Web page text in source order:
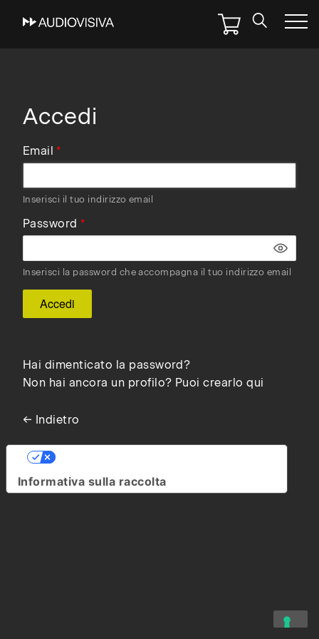
Skip
Accedi
Email
Inserisci il tuo indirizzo email
Password
Inserisci la password che accompagna il tuo indirizzo email
Hai dimenticato la password?
Non hai ancora un profilo? Puoi crearlo qui
← Indietro
Informativa sulla raccolta
Le tue preferenze relative alla privacy